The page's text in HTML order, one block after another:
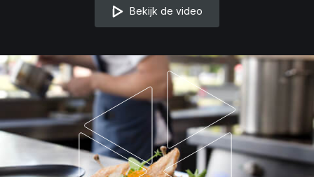
Bekijk de video